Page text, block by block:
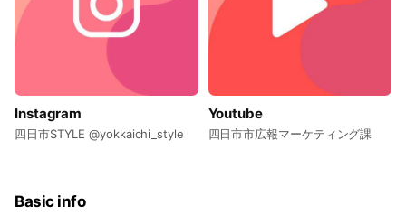
Instagram
四日市STYLE @yokkaichi_style
Youtube
四日市市広報マーケティング課
Basic info